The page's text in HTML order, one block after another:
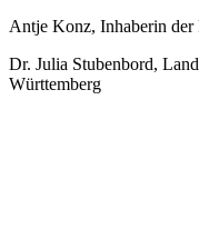
Antje Konz, Inhaberin
Dr. Julia Stubenbord,
Württemberg